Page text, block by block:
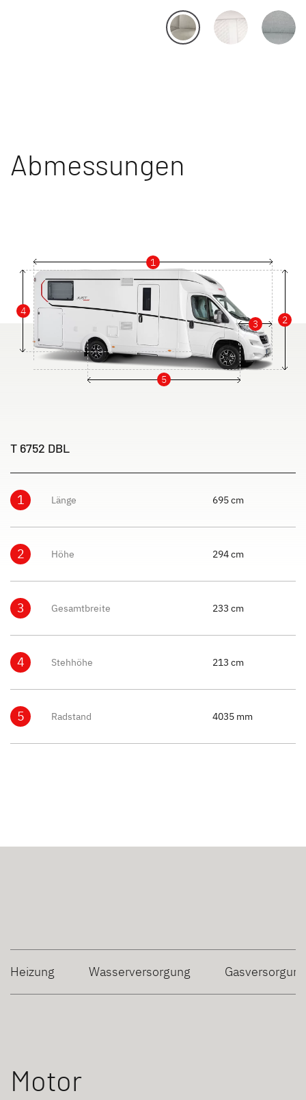
Abmessungen
1
2
3
4
5
T 6752 DBL
1 Länge 695 cm
2 Höhe 294 cm
3 Gesamtbreite 233 cm
4 Stehhöhe 213 cm
5 Radstand 4035 mm
Heizung Wasserversorgung Gasversorgung
Motor